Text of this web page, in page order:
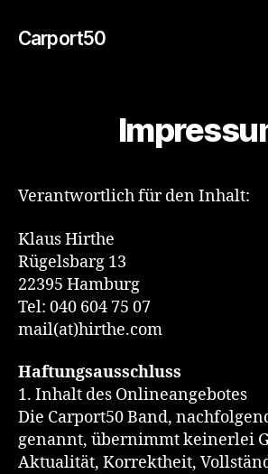
Carport50
Verantwortlich für den Inhalt:
Klaus Hirthe
Rügelsbarg 13
22395 Hamburg
Tel: 040 604 75 07
mail(at)hirthe.com
Haftungsausschluss
1. Inhalt des Onlineangebotes
Die Carport50 Band,
genannt, übernimmt keinerlei
Aktualität, Korrektheit,